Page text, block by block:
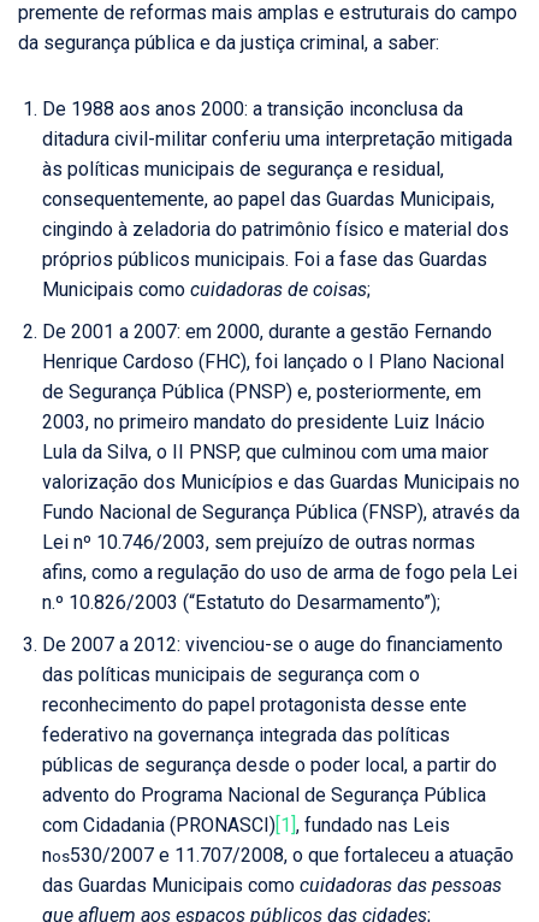
premente de reformas mais amplas e estruturais do campo
da segurança pública e da justiça criminal, a saber:
De 1988 aos anos 2000: a transição inconclusa da
ditadura civil-militar conferiu uma interpretação mitigada
às políticas municipais de segurança e residual,
consequentemente, ao papel das Guardas Municipais,
cingindo à zeladoria do patrimônio físico e material dos
próprios públicos municipais. Foi a fase das Guardas
Municipais como cuidadoras de coisas;
De 2001 a 2007: em 2000, durante a gestão Fernando
Henrique Cardoso (FHC), foi lançado o I Plano Nacional
de Segurança Pública (PNSP) e, posteriormente, em
2003, no primeiro mandato do presidente Luiz Inácio
Lula da Silva, o II PNSP, que culminou com uma maior
valorização dos Municípios e das Guardas Municipais no
Fundo Nacional de Segurança Pública (FNSP), através da
Lei nº 10.746/2003, sem prejuízo de outras normas
afins, como a regulação do uso de arma de fogo pela Lei
n.º 10.826/2003 (“Estatuto do Desarmamento”);
De 2007 a 2012: vivenciou-se o auge do financiamento
das políticas municipais de segurança com o
reconhecimento do papel protagonista desse ente
federativo na governança integrada das políticas
públicas de segurança desde o poder local, a partir do
advento do Programa Nacional de Segurança Pública
com Cidadania (PRONASCI) [1] , fundado nas Leis
nos530/2007 e 11.707/2008, o que fortaleceu a atuação
das Guardas Municipais como cuidadoras das pessoas
que afluem aos espaços públicos das cidades;